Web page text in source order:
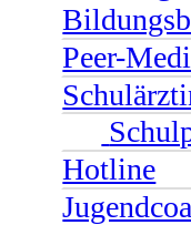
Peer-
Hotline